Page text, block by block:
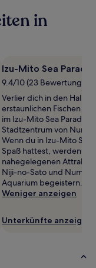
in
Izu-Mito Sea
9.4/10 (23 Bewertungen)
Verlier dich in den Hallen
erstaunlichen Fischen
im Izu-Mito Sea
Stadtzentrum von
Wenn du in Izu-Mito Sea
Spaß hattest, werden
nahegelegenen
Niji-no-Sato und
Aquarium begeistern.
Weniger anzeigen
Unterkünfte anzeigen